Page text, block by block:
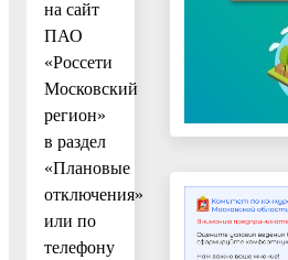
на сайт
ПАО
«Россети
Московский
регион»
в раздел
«Плановые
отключения»
или по
телефону